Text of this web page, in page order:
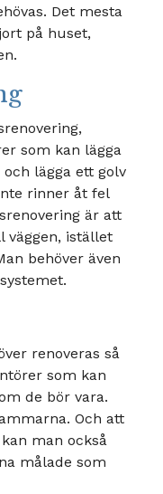
Det mesta
på huset,
som kan lägga
lägga ett golv
rinner åt fel
är att
väggen, istället
behöver även
renoveras så
som kan
de bör vara.
Och att
man också
målade som